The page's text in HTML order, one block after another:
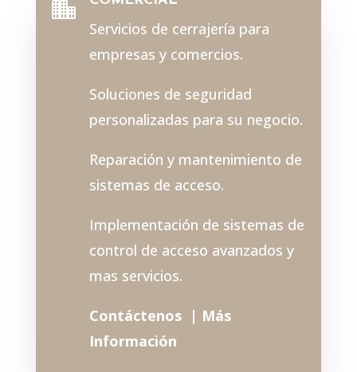

Servicios de cerrajería para
empresas y comercios.
Soluciones de seguridad
personalizadas para su negocio.
Reparación y mantenimiento de
sistemas de acceso.
Implementación de sistemas de
control de acceso avanzados y
mas servicios.
Contáctenos | Más
Información